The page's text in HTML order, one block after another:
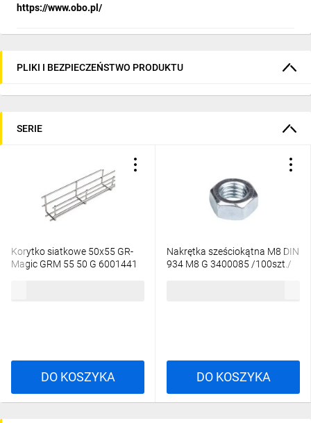
https://www.obo.pl/
PLIKI I BEZPIECZEŃSTWO PRODUKTU
SERIE
Korytko siatkowe 50x55 GR-
Magic GRM 55 50 G 6001441
DO KOSZYKA
Nakrętka sześciokątna M8 DIN
934 M8 G 3400085 /100szt./
DO KOSZYKA